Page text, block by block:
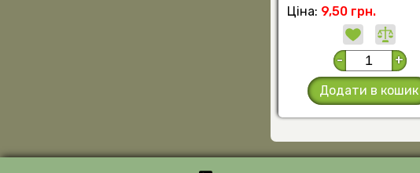
Ціна: 9,50 грн.
- +
Додати в кошик